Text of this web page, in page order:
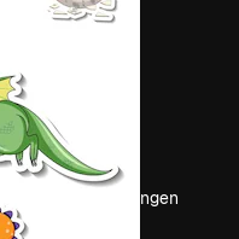
Preise
Suchtrends
Blog
Veranstaltungen